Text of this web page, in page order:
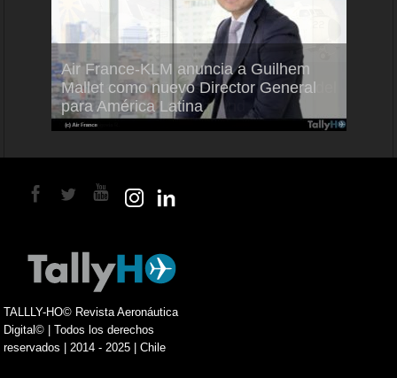
Air France-KLM anuncia a Guilhem
Mallet como nuevo Director General
para América Latina
TALLLY-HO© Revista Aeronáutica
Digital© | Todos los derechos
reservados | 2014 - 2025 | Chile